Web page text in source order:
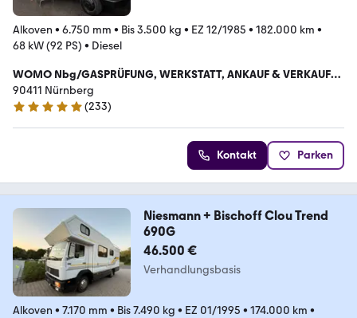
Alkoven • 6.750 mm • Bis 3.500 kg • EZ 12/1985 • 182.000 km •
68 kW (92 PS) • Diesel
WOMO Nbg/GASPRÜFUNG, WERKSTATT, ANKAUF & VERKAUF
,VERMITTLUNG, SOLAR, KLIMA
90411 Nürnberg
5 Sterne
(233)
Kontakt Parken
Niesmann + Bischoff Clou Trend
690G
46.500 €
Verhandlungsbasis
Alkoven • 7.170 mm • Bis 7.490 kg • EZ 01/1995 • 174.000 km •